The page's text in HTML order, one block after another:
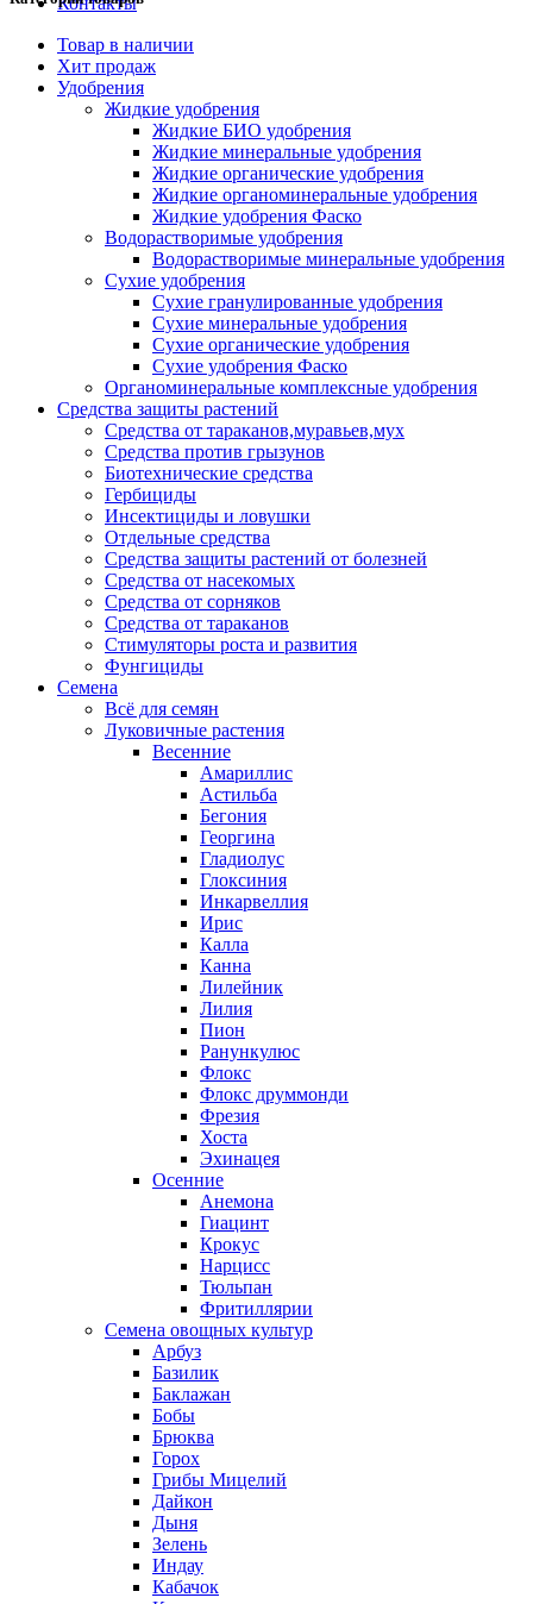
Товар в наличии
Хит продаж
Удобрения
Жидкие удобрения
Жидкие БИО удобрения
Жидкие минеральные удобрения
Жидкие органические удобрения
Жидкие органоминеральные удобрения
Жидкие удобрения Фаско
Водорастворимые удобрения
Водорастворимые минеральные удобрения
Сухие удобрения
Сухие гранулированные удобрения
Сухие минеральные удобрения
Сухие органические удобрения
Сухие удобрения Фаско
Органоминеральные комплексные удобрения
Средства защиты растений
Средства от тараканов,муравьев,мух
Средства против грызунов
Биотехнические средства
Гербициды
Инсектициды и ловушки
Отдельные средства
Средства защиты растений от болезней
Средства от насекомых
Средства от сорняков
Средства от тараканов
Стимуляторы роста и развития
Фунгициды
Семена
Всё для семян
Луковичные растения
Весенние
Амариллис
Астильба
Бегония
Георгина
Гладиолус
Глоксиния
Инкарвеллия
Ирис
Калла
Канна
Лилейник
Лилия
Пион
Ранункулюс
Флокс
Флокс друммонди
Фрезия
Хоста
Эхинацея
Осенние
Анемона
Гиацинт
Крокус
Нарцисс
Тюльпан
Фритиллярии
Семена овощных культур
Арбуз
Базилик
Баклажан
Бобы
Брюква
Горох
Грибы Мицелий
Дайкон
Дыня
Зелень
Индау
Кабачок